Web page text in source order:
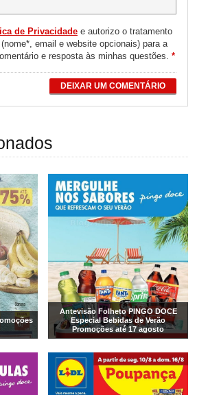
de Privacidadee autorizo o tratamento
email e website opcionais) para a
e resposta às minhas questões.*
DEIXAR UM COMENTÁRIO
Antevisão Folheto PINGO DOCE
Especial Bebidas de Verão
Promoções até 17 agosto